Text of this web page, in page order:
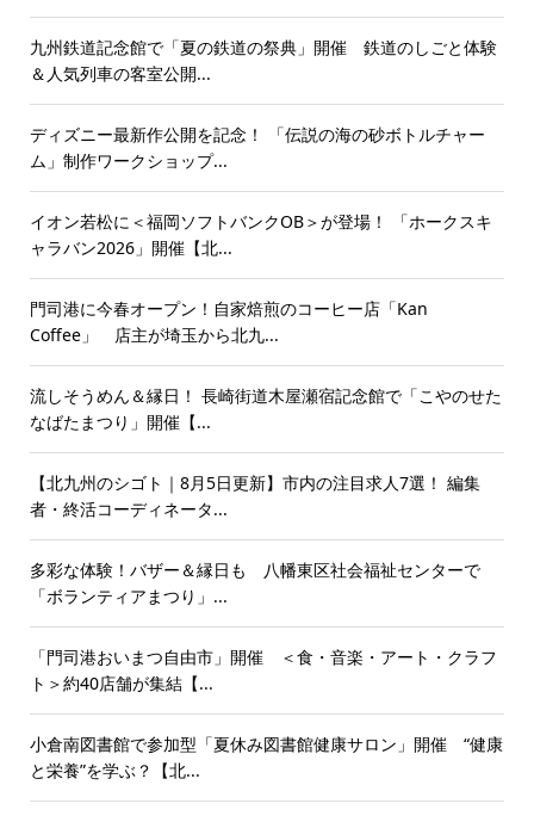
九州鉄道記念館で「夏の鉄道の祭典」開催 鉄道のしごと体験
＆人気列車の客室公開...
ディズニー最新作公開を記念！ 「伝説の海の砂ボトルチャー
ム」制作ワークショップ...
イオン若松に＜福岡ソフトバンクOB＞が登場！ 「ホークスキ
ャラバン2026」開催【北...
門司港に今春オープン！自家焙煎のコーヒー店「Kan
Coffee」 店主が埼玉から北九...
流しそうめん＆縁日！ 長崎街道木屋瀬宿記念館で「こやのせた
なばたまつり」開催【...
【北九州のシゴト｜8月5日更新】市内の注目求人7選！ 編集
者・終活コーディネータ...
多彩な体験！バザー＆縁日も 八幡東区社会福祉センターで
「ボランティアまつり」...
「門司港おいまつ自由市」開催 ＜食・音楽・アート・クラフ
ト＞約40店舗が集結【...
小倉南図書館で参加型「夏休み図書館健康サロン」開催 “健康
と栄養”を学ぶ？【北...